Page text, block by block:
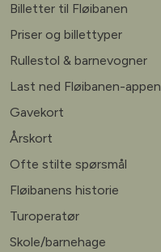
Billetter til Fløibanen
Priser og billettyper
Rullestol & barnevogner
Last ned Fløibanen-appen
Gavekort
Årskort
Ofte stilte spørsmål
Fløibanens historie
Turoperatør
Skole/barnehage